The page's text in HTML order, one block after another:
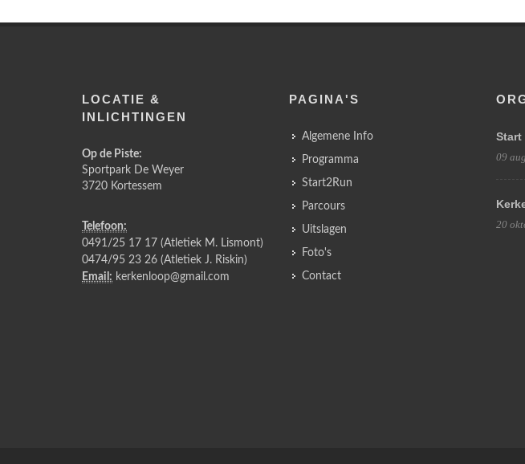
LOCATIE &
INLICHTINGEN
Op de Piste:
Sportpark De Weyer
3720 Kortessem
Telefoon:
0491/25 17 17 (Atletiek M. Lismont)
0474/95 23 26 (Atletiek J. Riskin)
Email: kerkenloop@gmail.com
PAGINA'S
Algemene Info
Programma
Start2Run
Parcours
Uitslagen
Foto's
Contact
Start
09
20